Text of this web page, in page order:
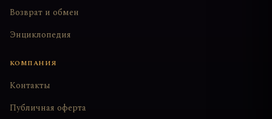
Возврат и обмен
Энциклопедия
КОМПАНИЯ
Контакты
Публичная оферта